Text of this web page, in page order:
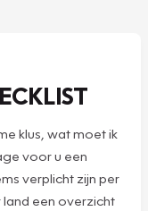
klus, wat moet ik
voor u een
verplicht zijn per
land een overzicht